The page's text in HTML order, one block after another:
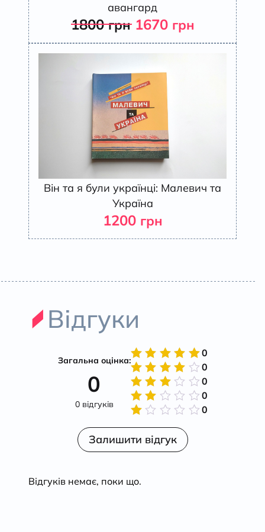
авангард
1800грн 1670 грн
Він та я були українці: Малевич та
Україна
1200 грн
Відгуки
Загальна оцінка:
0
0 відгуків
Оцінено
в5 з 5
0
Оцінено
в4 з
5
0
Оцінено
в3 з
5
0
Оцінено
0
Оцінено
в
1
0
Залишити відгук
Відгуків немає, поки що.